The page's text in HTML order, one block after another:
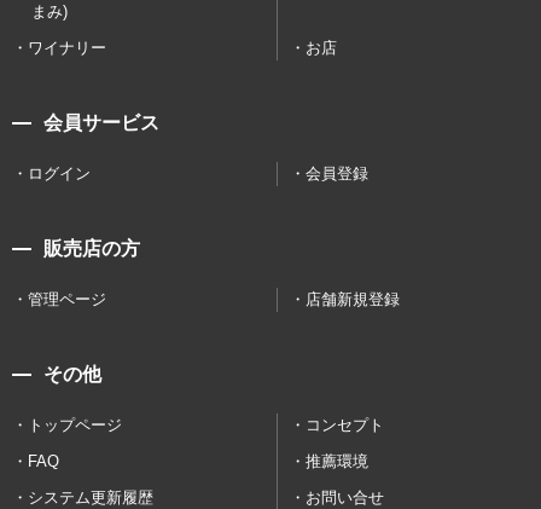
まみ)
ワイナリー お店
会員サービス
ログイン 会員登録
販売店の方
管理ページ 店舗新規登録
その他
トップページ
コンセプト
FAQ
推薦環境
システム更新履歴
お問い合せ